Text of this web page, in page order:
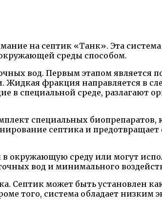
на септик «Танк». Эта
среды способом.
вод. Первым этапом является
Жидкая фракция направляется в
специальной среде, разлагают
специальных
септика и предотвращает
окружающую среду или могут
вод и минимального
Септик может быть установлен
того, система обладает низким